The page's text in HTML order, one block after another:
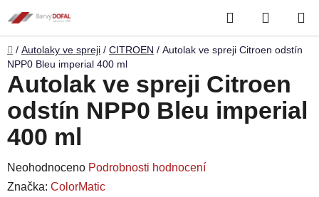
na
obsah
Hledat
KOŠÍK
Domů
/ Autolaky ve spreji / CITROEN / Autolak ve spreji Citroen odstín
NPP0 Bleu imperial 400 ml
Autolak ve spreji Citroen
odstín NPP0 Bleu imperial
400 ml
Průměrné
hodnocení
Neohodnoceno Podrobnosti hodnocení
Značka: ColorMatic